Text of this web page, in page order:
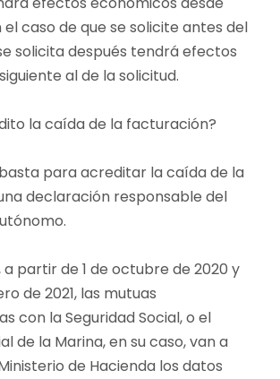
caso de que se solicite antes del
se solicita después tendrá efectos
al de la solicitud.
la caída de la facturación?
para acreditar la caída de la
declaración responsable del
partir de 1 de octubre de 2020 y
de 2021, las mutuas
con la Seguridad Social, o el
de la Marina, en su caso, van a
de Hacienda los datos